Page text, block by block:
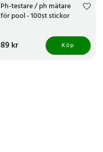
Ph-testare / ph mätare
för pool - 100st stickor
Pris:89 kr
89 kr Köp